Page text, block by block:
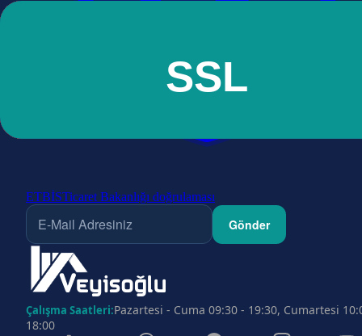
ETBİSTicaret Bakanlığı doğrulaması
Gönder
Çalışma Saatleri:Pazartesi - Cuma 09:30 - 19:30, Cumartesi
18:00